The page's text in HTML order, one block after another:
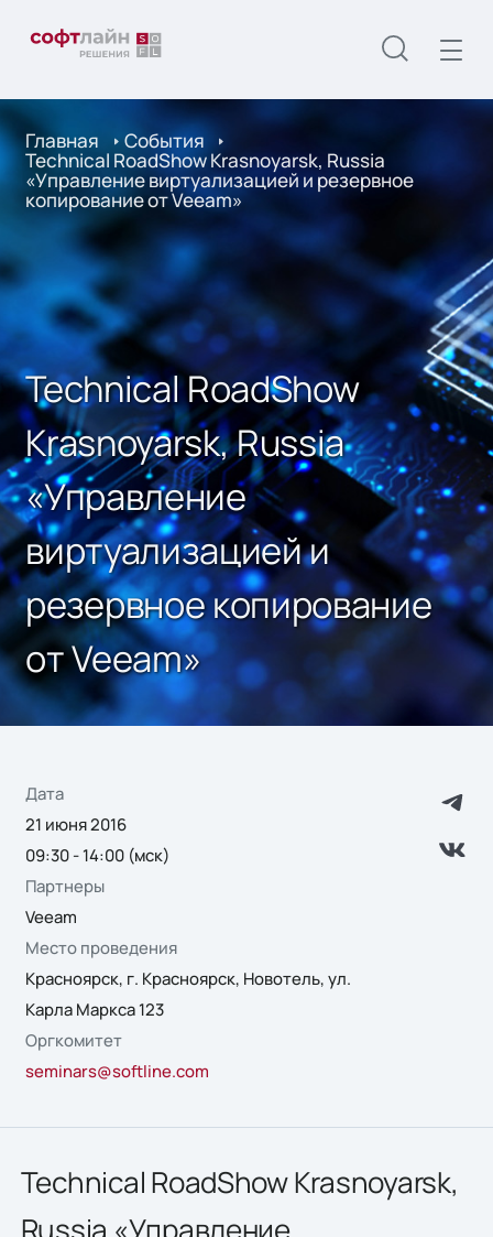
Главная События
Technical RoadShow Krasnoyarsk, Russia
«Управление виртуализацией и резервное
копирование от Veeam»
Technical RoadShow
Krasnoyarsk, Russia
«Управление
виртуализацией и
резервное копирование
от Veeam»
Дата
21 июня 2016
09:30 - 14:00 (мск)
Партнеры
Veeam
Место проведения
Красноярск, г. Красноярск, Новотель, ул.
Карла Маркса 123
Оргкомитет
seminars@softline.com
Technical RoadShow Krasnoyarsk,